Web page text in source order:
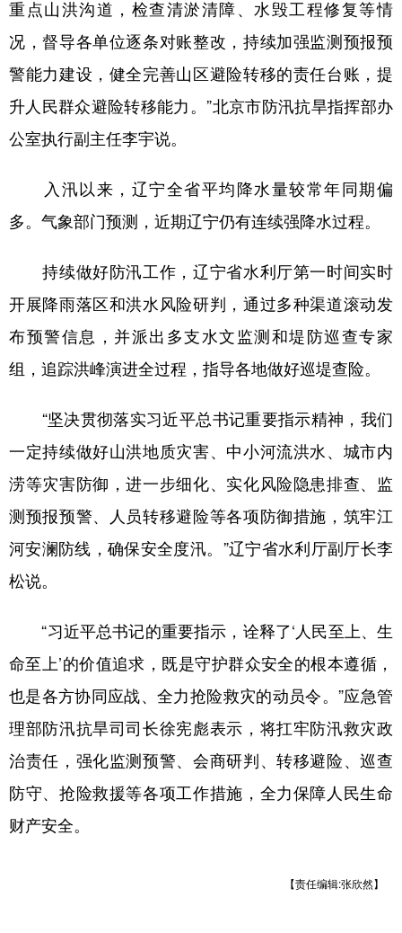
重点山洪沟道，检查清淤清障、水毁工程修复等情
况，督导各单位逐条对账整改，持续加强监测预报预
警能力建设，健全完善山区避险转移的责任台账，提
升人民群众避险转移能力。”北京市防汛抗旱指挥部办
公室执行副主任李宇说。
入汛以来，辽宁全省平均降水量较常年同期偏
多。气象部门预测，近期辽宁仍有连续强降水过程。
持续做好防汛工作，辽宁省水利厅第一时间实时
开展降雨落区和洪水风险研判，通过多种渠道滚动发
布预警信息，并派出多支水文监测和堤防巡查专家
组，追踪洪峰演进全过程，指导各地做好巡堤查险。
“坚决贯彻落实习近平总书记重要指示精神，我们
一定持续做好山洪地质灾害、中小河流洪水、城市内
涝等灾害防御，进一步细化、实化风险隐患排查、监
测预报预警、人员转移避险等各项防御措施，筑牢江
河安澜防线，确保安全度汛。”辽宁省水利厅副厅长李
松说。
“习近平总书记的重要指示，诠释了‘人民至上、生
命至上’的价值追求，既是守护群众安全的根本遵循，
也是各方协同应战、全力抢险救灾的动员令。”应急管
理部防汛抗旱司司长徐宪彪表示，将扛牢防汛救灾政
治责任，强化监测预警、会商研判、转移避险、巡查
防守、抢险救援等各项工作措施，全力保障人民生命
财产安全。
【责任编辑:张欣然】